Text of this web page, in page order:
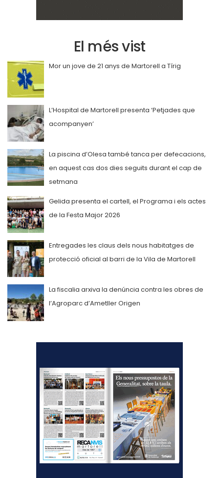
El més vist
Mor un jove de 21 anys de Martorell a Tírig
L’Hospital de Martorell presenta ‘Petjades que
acompanyen’
La piscina d’Olesa també tanca per defecacions,
en aquest cas dos dies seguits durant el cap de
setmana
Gelida presenta el cartell, el Programa i els actes
de la Festa Major 2026
Entregades les claus dels nous habitatges de
protecció oficial al barri de la Vila de Martorell
La fiscalia arxiva la denúncia contra les obres de
l’Agroparc d’Ametller Origen